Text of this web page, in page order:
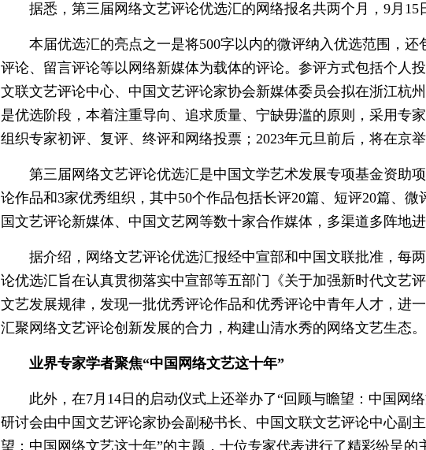
据悉，第三届网络文艺评论优选汇的网络报名共两个月，9月15
本届优选汇的亮点之一是将500字以内的微评纳入优选范围，
评论、留言评论等以网络新媒体为载体的评论。参评方式包括个人
文联文艺评论中心、中国文艺评论家协会新媒体委员会拟在浙江杭
是优选阶段，本着注重导向、追求质量、宁缺毋滥的原则，采用专
组织专家初评、复评、终评和网络投票；2023年元旦前后，将在京
第三届网络文艺评论优选汇是中国文学艺术发展专项基金资助
论作品和3家优秀组织，其中50个作品包括长评20篇、短评20篇、微
国文艺评论新媒体、中国文艺网等数十家合作媒体，多渠道多阵地进
据介绍，网络文艺评论优选汇报经中宣部和中国文联批准，每
论优选汇旨在认真贯彻落实中宣部等五部门《关于加强新时代文艺
文艺发展规律，发现一批优秀评论作品和优秀评论中青年人才，进
汇聚网络文艺评论创新发展的合力，构建山清水秀的网络文艺生态。
业界专家学者聚焦“中国网络文艺这十年”
此外，在7月14日的启动仪式上还举办了“回顾与瞻望：中国网
研讨会由中国文艺评论家协会副秘书长、中国文联文艺评论中心副
望：中国网络文艺这十年”的主题，十位专家代表进行了精彩纷呈的